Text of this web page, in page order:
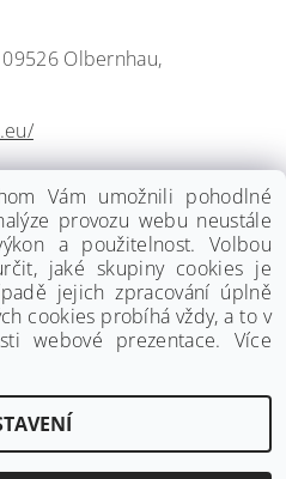
Olbernhau,
Upravit nastavení cookies
Vám umožnili pohodlné
provozu webu neustále
a použitelnost. Volbou
jaké skupiny cookies je
jejich zpracování úplně
cookies probíhá vždy, a to v
webové prezentace. Více